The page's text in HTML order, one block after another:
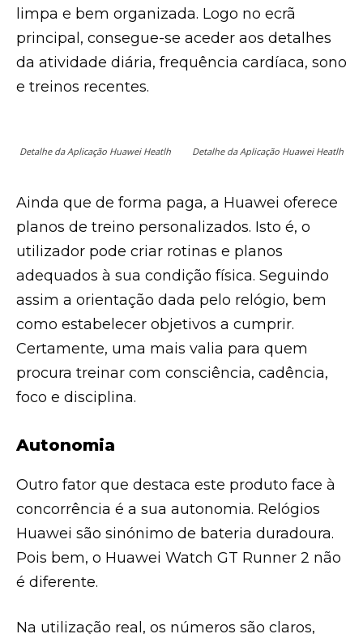
limpa e bem organizada. Logo no ecrã
principal, consegue-se aceder aos detalhes
da atividade diária, frequência cardíaca, sono
e treinos recentes.
Detalhe da Aplicação Huawei Heatlh Detalhe da Aplicação Huawei Heatlh
Ainda que de forma paga, a Huawei oferece
planos de treino personalizados. Isto é, o
utilizador pode criar rotinas e planos
adequados à sua condição física. Seguindo
assim a orientação dada pelo relógio, bem
como estabelecer objetivos a cumprir.
Certamente, uma mais valia para quem
procura treinar com consciência, cadência,
foco e disciplina.
Autonomia
Outro fator que destaca este produto face à
concorrência é a sua autonomia. Relógios
Huawei são sinónimo de bateria duradoura.
Pois bem, o Huawei Watch GT Runner 2 não
é diferente.
Na utilização real, os números são claros,